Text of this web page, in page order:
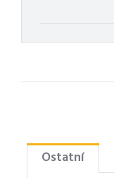
Ostatní